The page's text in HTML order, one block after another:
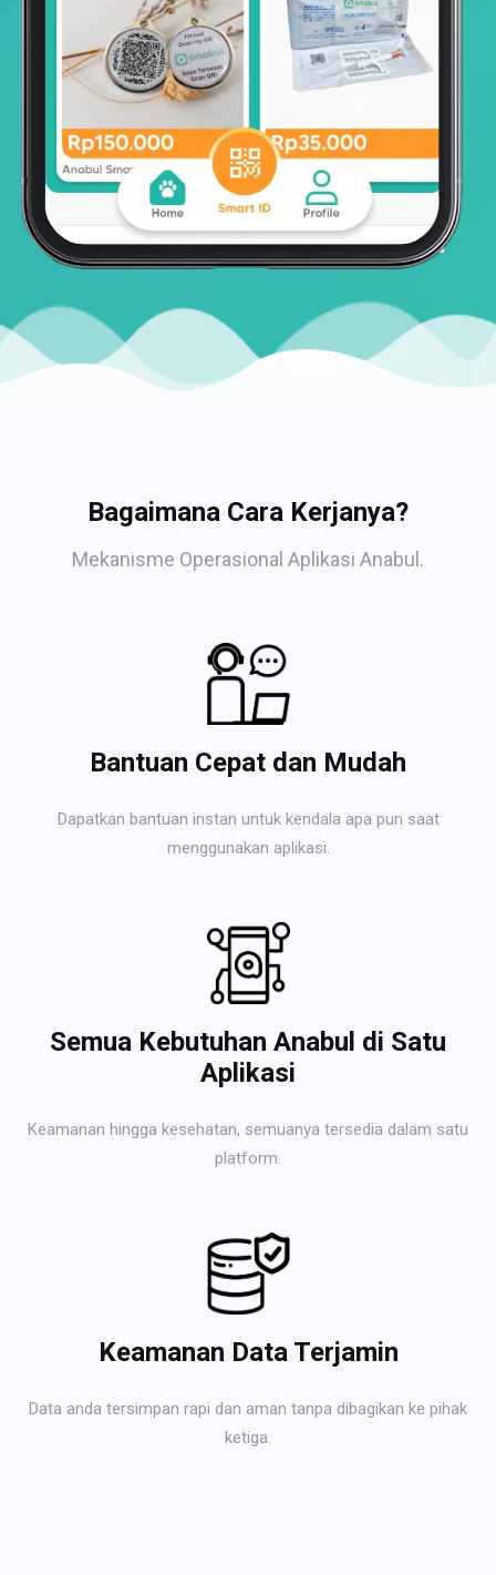
Bagaimana Cara Kerjanya?
Mekanisme Operasional Aplikasi Anabul.
Bantuan Cepat dan Mudah
Dapatkan bantuan instan untuk kendala apa pun saat
menggunakan aplikasi.
Semua Kebutuhan Anabul di Satu
Aplikasi
Keamanan hingga kesehatan, semuanya tersedia dalam satu
platform.
Keamanan Data Terjamin
Data anda tersimpan rapi dan aman tanpa dibagikan ke pihak
ketiga.